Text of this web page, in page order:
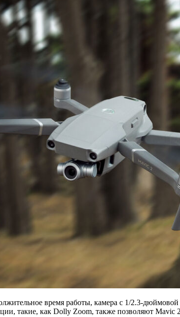
время работы, камера с 1/2.3-дюймовой
такие, как Dolly Zoom, также позволяют Mavic